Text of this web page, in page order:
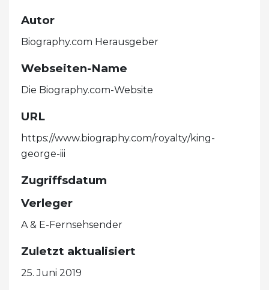
Autor
Biography.com Herausgeber
Webseiten-Name
Die Biography.com-Website
URL
https://www.biography.com/royalty/king-
george-iii
Zugriffsdatum
Verleger
A & E-Fernsehsender
Zuletzt aktualisiert
25. Juni 2019